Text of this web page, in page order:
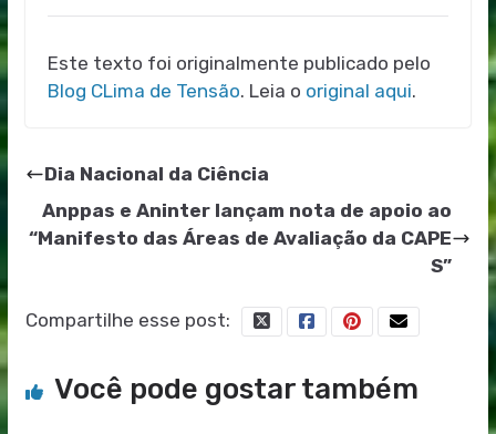
Este texto foi originalmente publicado pelo
Blog CLima de Tensão. Leia o original aqui.
Dia Nacional da Ciência
Anppas e Aninter lançam nota de apoio ao
“Manifesto das Áreas de Avaliação da CAPE
S”
Compartilhe esse post:
Você pode gostar também